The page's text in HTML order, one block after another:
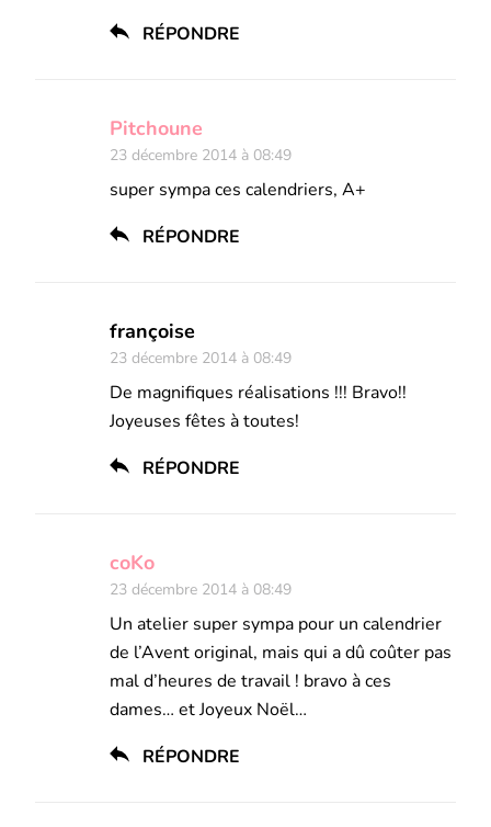
RÉPONDRE
Pitchoune
23 décembre 2014 à 08:49
super sympa ces calendriers, A+
RÉPONDRE
françoise
23 décembre 2014 à 08:49
De magnifiques réalisations !!! Bravo!!
Joyeuses fêtes à toutes!
RÉPONDRE
coKo
23 décembre 2014 à 08:49
Un atelier super sympa pour un calendrier
de l’Avent original, mais qui a dû coûter pas
mal d’heures de travail ! bravo à ces
dames… et Joyeux Noël…
RÉPONDRE